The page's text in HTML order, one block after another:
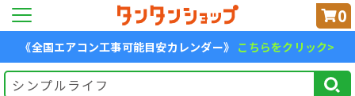
0
《全国エアコン工事可能目安カレンダー》 こちらをクリック>